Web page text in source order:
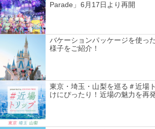
Parade」6月17日より再開
バケーションパッケージを使っ
様子をご紹介！
東京・埼玉・山梨を巡る＃近場
けにぴったり！近場の魅力を再